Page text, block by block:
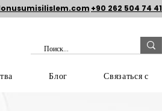
+90 262 504 74 41
Блог Связаться с